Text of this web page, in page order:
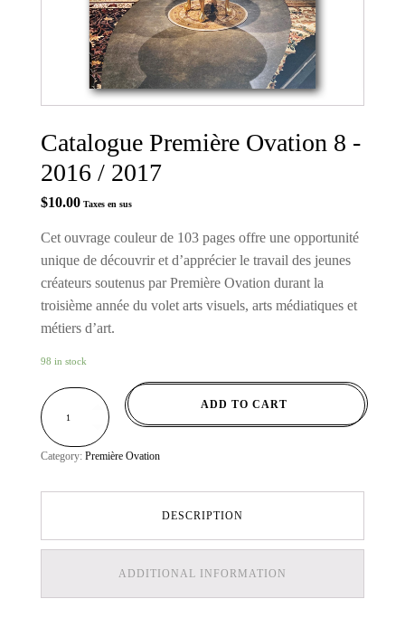
Catalogue Première Ovation 8 -
2016 / 2017
$10.00 Taxes en sus
Cet ouvrage couleur de 103 pages offre une opportunité
unique de découvrir et d’apprécier le travail des jeunes
créateurs soutenus par Première Ovation durant la
troisième année du volet arts visuels, arts médiatiques et
métiers d’art.
98 in stock
CATALOGUE
PREMIÈRE
/
2017
ADD TO CART
Category: Première Ovation
DESCRIPTION
ADDITIONAL INFORMATION